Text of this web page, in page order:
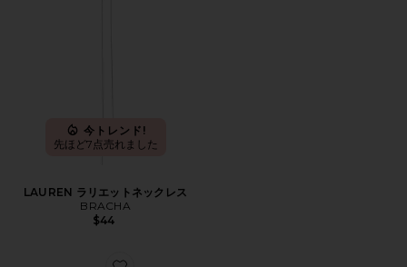
今トレンド!
先ほど7点売れました
LAUREN ラリエットネックレス
BRACHA
$44